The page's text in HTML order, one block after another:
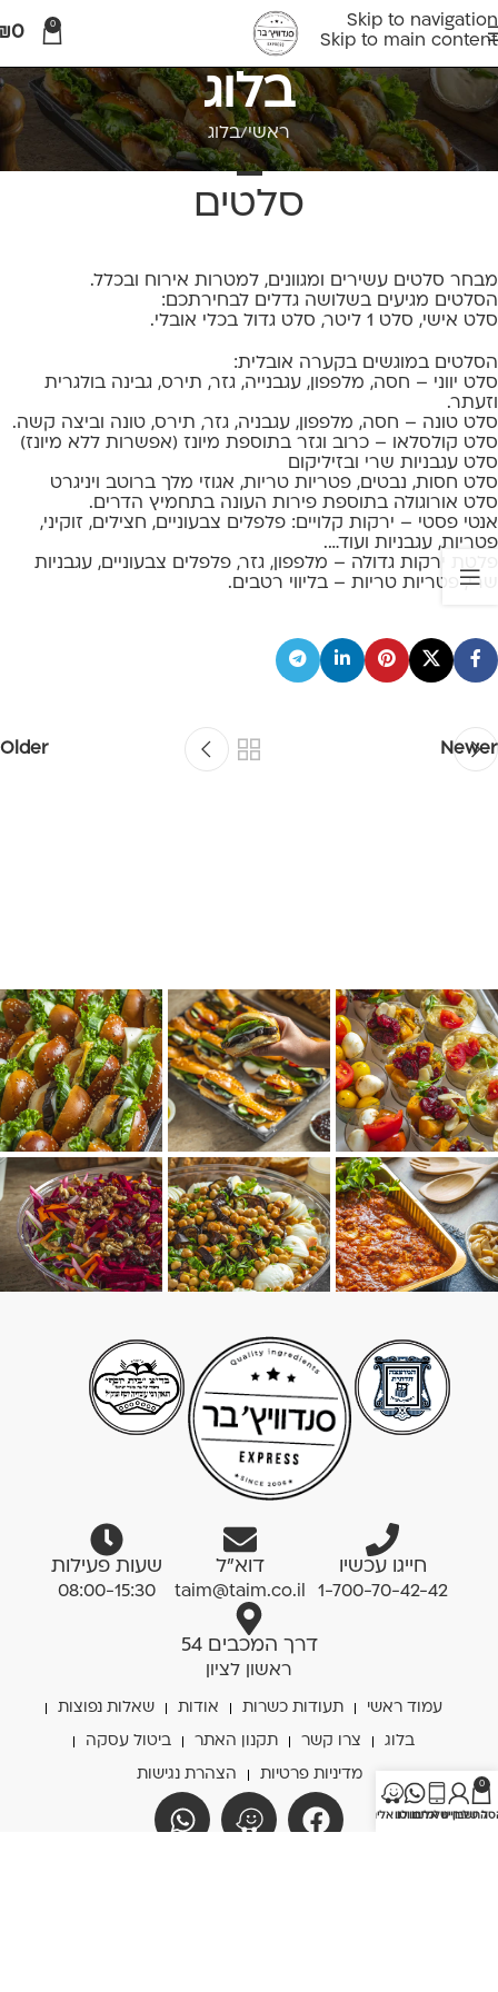
Skip to navigation
Skip to main content
0
0
בלוג
ראשי בלוג
בלוג
סלטים
מבחר סלטים עשירים ומגוונים, למטרות אירוח ובכלל.
הסלטים מגיעים בשלושה גדלים לבחירתכם:
סלט אישי, סלט 1 ליטר, סלט גדול בכלי אובלי.
הסלטים במוגשים בקערה אובלית:
סלט יווני – חסה, מלפפון, עגבנייה, גזר, תירס, גבינה בולגרית
וזעתר.
סלט טונה – חסה, מלפפון, עגבניה, גזר, תירס, טונה וביצה קשה.
סלט קולסלאו – כרוב וגזר בתוספת מיונז (אפשרות ללא מיונז)
סלט עגבניות שרי ובזיליקום
סלט חסות, נבטים, פטריות טריות, אגוזי מלך ברוטב ויניגרט
סלט אורוגולה בתוספת פירות העונה בתחמיץ הדרים.
אנטי פסטי – ירקות קלויים: פלפלים צבעוניים, חצילים, זוקיני,
פטריות, עגבניות ועוד….
פלטת ירקות גדולה – מלפפון, גזר, פלפלים צבעוניים, עגבניות
שרי, פטריות טריות – בליווי רטבים.
Newer
Older
חייגו עכשיו
1-700-70-42-42
דוא”ל
taim@taim.co.il
שעות פעילות
08:00-15:30
דרך המכבים 54
ראשון לציון
עמוד ראשי תעודות כשרות אודות שאלות נפוצות
בלוג צרו קשר תקנון האתר ביטול עסקה
מדיניות פרטיות הצהרת נגישות
0
שלי
החשבון שלי
חייגו אלינוכתבו לנונווטו אלינו